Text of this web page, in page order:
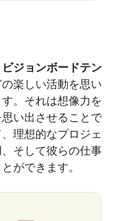
ビジョンボードテン
楽しい活動を思い
。それは想像力を
い出させることで
理想的なプロジェ
そして彼らの仕事
ができます。